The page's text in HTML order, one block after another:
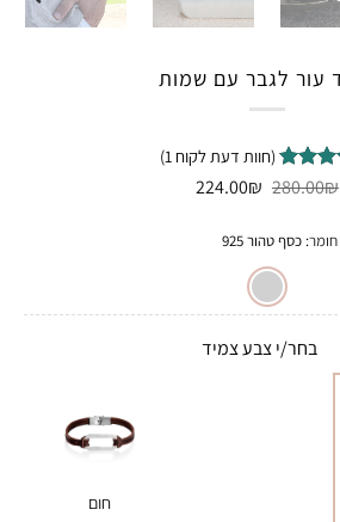
עור לגבר עם שמות
5
של
(חוות דעת לקוח 1
)
280.00₪ המחיר
280.00₪.
224.00₪ המחיר
חומר:כסף טהור 925
בחר/י צבע צמיד
חום